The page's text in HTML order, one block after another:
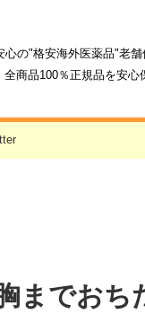
の"格安海外医薬品"老
商品100％正規品を安心
までおち